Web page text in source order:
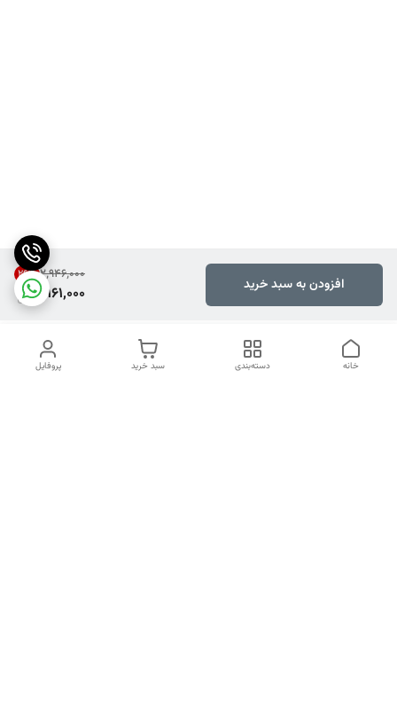
۲٬۹۴۶٬۰۰۰ 26%
2,161,000 افزودن به سبد خرید
پروفایل سبد خرید دسته‌بندی خانه